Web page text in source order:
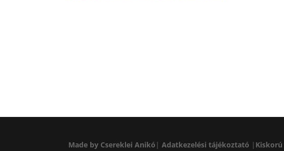
Made by Csereklei Anikó |Adatkezelési tájékoztató |